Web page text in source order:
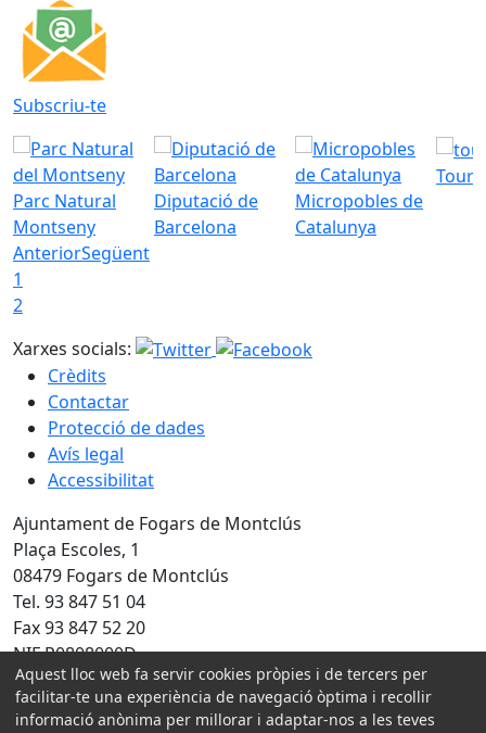
Subscriu-te
Parc Natural
Montseny
Diputació de
Barcelona
Micropobles de
Catalunya
AnteriorSegüent
1
2
Xarxes socials:
Crèdits
Contactar
Protecció de dades
Avís legal
Accessibilitat
Ajuntament de Fogars de Montclús
Plaça Escoles, 1
08479 Fogars de Montclús
Tel. 93 847 51 04
Fax 93 847 52 20
NIF P0808000D
Amb la col·laboració de:
Aquest lloc web fa servir cookies pròpies i de tercers per
facilitar-te una experiència de navegació òptima i recollir
informació anònima per millorar i adaptar-nos a les teves